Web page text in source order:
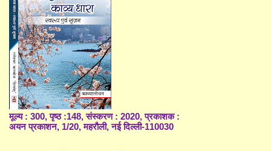
मूल्य : 300, पृष्ठ :148, संस्करण : 2020, प्रकाशक :
अयन प्रकाशन, 1/20, महरौली, नई दिल्ली-110030